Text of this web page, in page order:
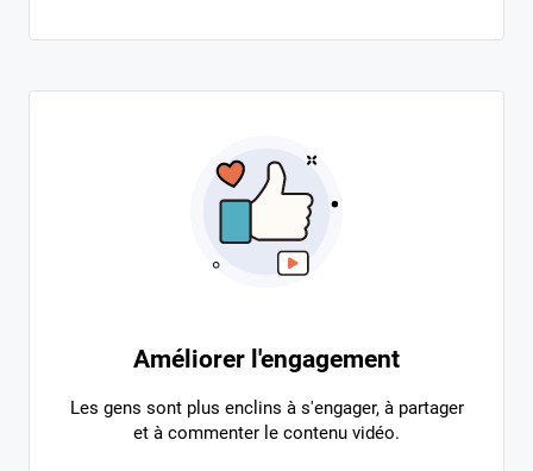
Améliorer l'engagement
Les gens sont plus enclins à s'engager, à partager
et à commenter le contenu vidéo.